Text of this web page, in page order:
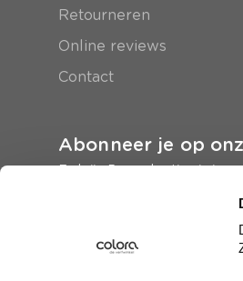
Retourneren
Online reviews
Contact
Abonneer je op
En krijg 5 euro korting in je